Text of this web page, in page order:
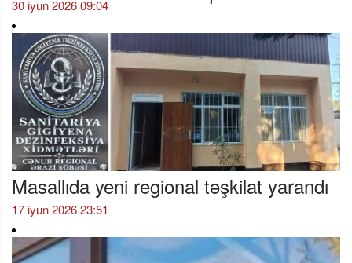
30 iyun 2026 09:04
Masallıda yeni regional təşkilat yarandı
17 iyun 2026 23:51